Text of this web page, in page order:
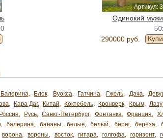
Артикул:
Одинокий
290000 руб.
Балерина, Блок, Вуокса, Гатчина, Гжель, Дача,
, Кара Даг, Китай, Коктебель, Кронверк, Крым,
Россия, Русь, Санкт-Петербург, Фонтанка, Франция,
, балерина, бананы, белые, белый, берег, берёза,
ворона, вороны, восток, гитара, голгофа, горизонт,